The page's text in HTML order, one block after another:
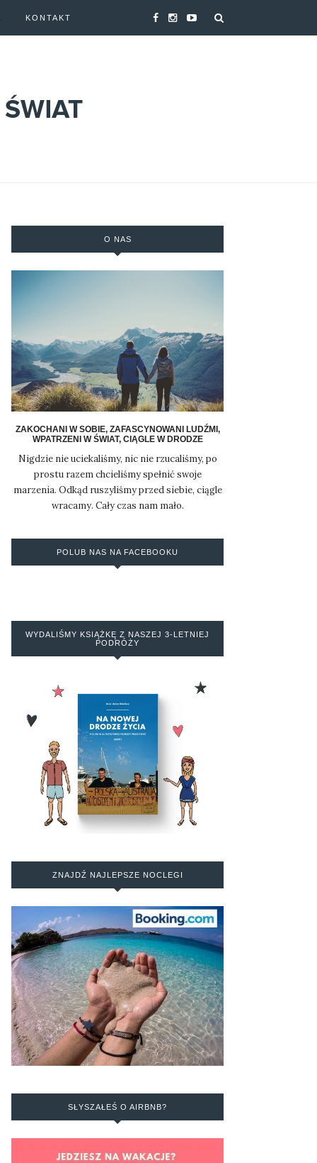
KONTAKT
O NAS
ZAKOCHANI W SOBIE, ZAFASCYNOWANI LUDŹMI,
WPATRZENI W ŚWIAT, CIĄGLE W DRODZE
Nigdzie nie uciekaliśmy, nic nie rzucaliśmy, po
prostu razem chcieliśmy spełnić swoje
marzenia. Odkąd ruszyliśmy przed siebie, ciągle
wracamy. Cały czas nam mało.
POLUB NAS NA FACEBOOKU
WYDALIŚMY KSIĄŻKĘ Z NASZEJ 3-LETNIEJ
PODRÓŻY
ZNAJDŹ NAJLEPSZE NOCLEGI
SŁYSZAŁEŚ O AIRBNB?